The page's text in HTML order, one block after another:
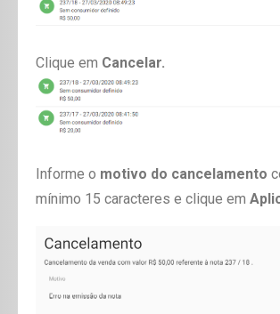
Clique em Cancelar.
Informe o motivo do cancelamento
mínimo 15 caracteres e clique em